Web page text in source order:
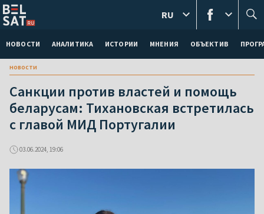
НОВОСТИ АНАЛИТИКА ИСТОРИИ МНЕНИЯ ОБЪЕКТИВ
RU
новости
Санкции против властей и помощь
беларусам: Тихановская встретилась
с главой МИД Португалии
03.06.2024, 19:06